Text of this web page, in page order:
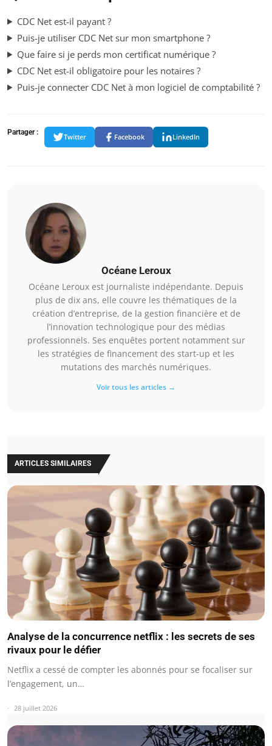
CDC Net est-il payant ?
Puis-je utiliser CDC Net sur mon smartphone ?
Que faire si je perds mon certificat numérique ?
CDC Net est-il obligatoire pour les notaires ?
Puis-je connecter CDC Net à mon logiciel de comptabilité ?
Partager :
Twitter Facebook LinkedIn
Océane Leroux
Océane Leroux est journaliste indépendante. Depuis
plus de dix ans, elle couvre les thématiques de la
création d’entreprise, de la gestion financière et de
l’innovation technologique pour des médias
professionnels. Ses enquêtes portent notamment sur
les stratégies de financement des start-up et les
mutations des marchés numériques.
Voir tous les articles →
ARTICLES SIMILAIRES
Analyse de la concurrence netflix : les secrets de ses
rivaux pour le défier
Netflix a cessé de compter les abonnés pour se focaliser sur
l’engagement, un…
28 juillet 2026